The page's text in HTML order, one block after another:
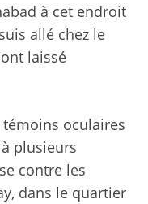
à cet endroit
allé chez le
laissé
oculaires
plusieurs
contre les
dans le quartier